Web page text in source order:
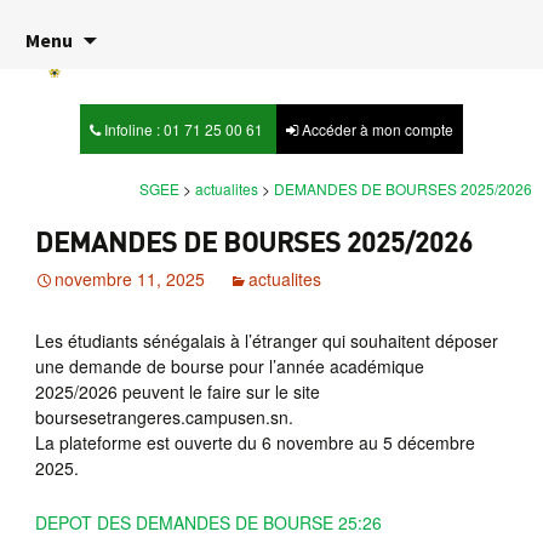
Infoline : 01 71 25 00 61 Accéder à mon compte
Menu
SGEE >actualites > DEMANDES DE BOURSES 2025/2026
DEMANDES DE BOURSES 2025/2026
novembre 11, 2025 actualites
Les étudiants sénégalais à l’étranger qui souhaitent déposer
une demande de bourse pour l’année académique
2025/2026 peuvent le faire sur le site
boursesetrangeres.campusen.sn.
La plateforme est ouverte du 6 novembre au 5 décembre
2025.
DEPOT DES DEMANDES DE BOURSE 25:26